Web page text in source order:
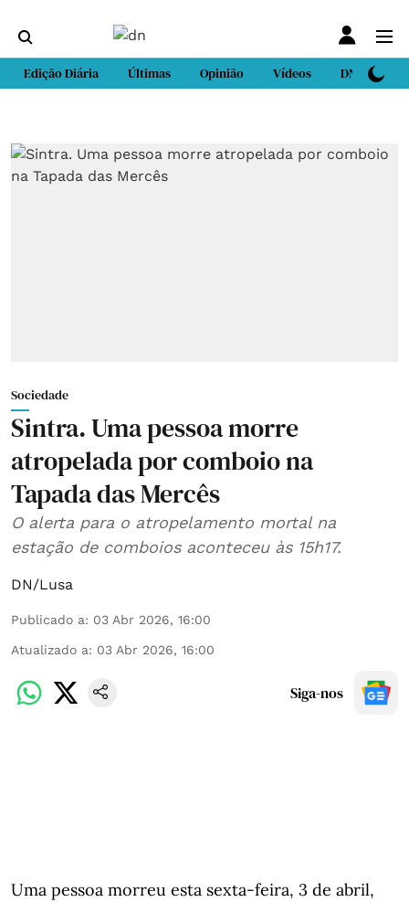
Edição Diária Últimas Opinião Vídeos DN Sport
Sociedade
Sintra. Uma pessoa morre
atropelada por comboio na
Tapada das Mercês
O alerta para o atropelamento mortal na
estação de comboios aconteceu às 15h17.
DN/Lusa
Publicado a: 03 Abr 2026, 16:00
Atualizado a: 03 Abr 2026, 16:00
Siga-nos
Uma pessoa morreu esta sexta-feira, 3 de abril,